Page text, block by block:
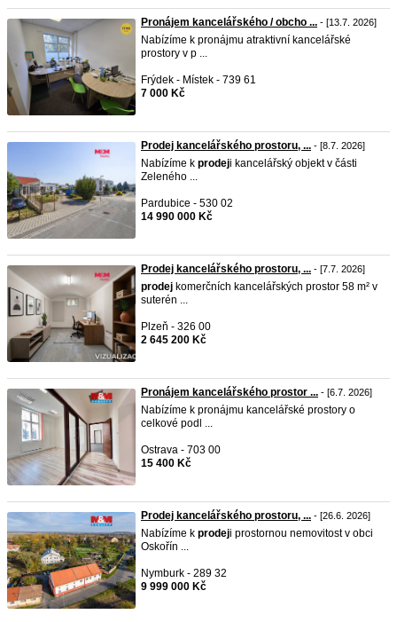
Pronájem kancelářského / obcho ... - [13.7. 2026]
Nabízíme k pronájmu atraktivní kancelářské
prostory v p ...
Frýdek - Místek - 739 61
7 000 Kč
Prodej kancelářského prostoru, ... - [8.7. 2026]
Nabízíme k prodeji kancelářský objekt v části
Zeleného ...
Pardubice - 530 02
14 990 000 Kč
Prodej kancelářského prostoru, ... - [7.7. 2026]
prodej komerčních kancelářských prostor 58 m² v
suterén ...
Plzeň - 326 00
2 645 200 Kč
Pronájem kancelářského prostor ... - [6.7. 2026]
Nabízíme k pronájmu kancelářské prostory o
celkové podl ...
Ostrava - 703 00
15 400 Kč
Prodej kancelářského prostoru, ... - [26.6. 2026]
Nabízíme k prodeji prostornou nemovitost v obci
Oskořín ...
Nymburk - 289 32
9 999 000 Kč